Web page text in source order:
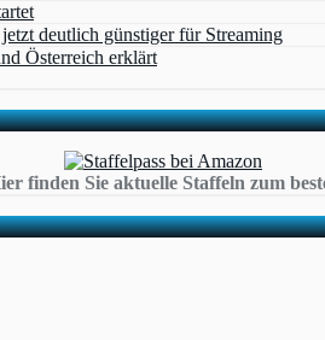
deutlich günstiger für Streaming
Österreich erklärt
finden Sie aktuelle Staffeln zum